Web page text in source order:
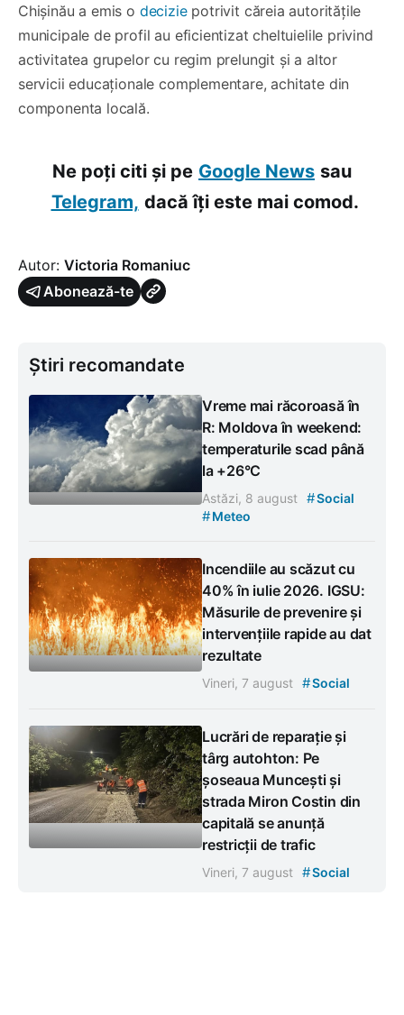
Chișinău a emis o deciziepotrivit căreia autoritățile
municipale de profil au eficientizat cheltuielile privind
activitatea grupelor cu regim prelungit și a altor
servicii educaționale complementare, achitate din
componenta locală.
Ne poți citi și pe Google News sau
Telegram, dacă îți este mai comod.
Autor: Victoria Romaniuc
Abonează-te
Știri recomandate
Vreme mai răcoroasă în
R: Moldova în weekend:
temperaturile scad până
la +26°C
Astăzi, 8 august #Social
#Meteo
Incendiile au scăzut cu
40% în iulie 2026. IGSU:
Măsurile de prevenire și
intervențiile rapide au dat
rezultate
Vineri, 7 august #Social
Lucrări de reparație și
târg autohton: Pe
șoseaua Muncești și
strada Miron Costin din
capitală se anunță
restricții de trafic
Vineri, 7 august #Social